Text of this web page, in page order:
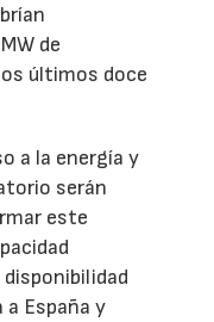
de
últimos doce
a la energía y
serán
este
disponibilidad
España y